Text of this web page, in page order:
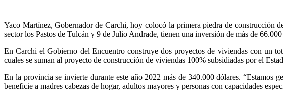
Yaco Martínez, Gobernador de Carchi, hoy colocó la primera piedra de construcción
sector los Pastos de Tulcán y 9 de Julio Andrade, tienen una inversión de más de
En Carchi el Gobierno del Encuentro construye dos proyectos de viviendas con un
cuales se suman al proyecto de construcción de viviendas 100% subsidiadas por el
En la provincia se invierte durante este año 2022 más de 340.000 dólares. “Estamos
beneficie a madres cabezas de hogar, adultos mayores y personas con capacidades